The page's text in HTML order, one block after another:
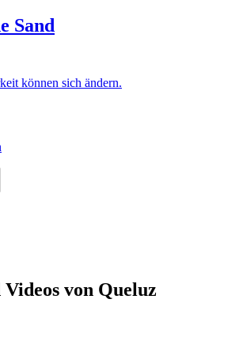
Sand
können sich ändern.
von Queluz